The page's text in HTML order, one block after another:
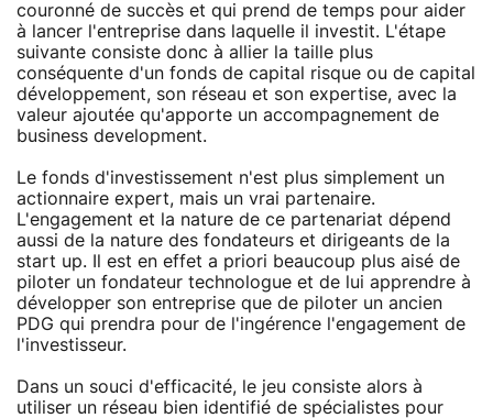
couronné de succès et qui prend de temps pour aider
à lancer l'entreprise dans laquelle il investit. L'étape
suivante consiste donc à allier la taille plus
conséquente d'un fonds de capital risque ou de capital
développement, son réseau et son expertise, avec la
valeur ajoutée qu'apporte un accompagnement de
business development.
Le fonds d'investissement n'est plus simplement un
actionnaire expert, mais un vrai partenaire.
L'engagement et la nature de ce partenariat dépend
aussi de la nature des fondateurs et dirigeants de la
start up. Il est en effet a priori beaucoup plus aisé de
piloter un fondateur technologue et de lui apprendre à
développer son entreprise que de piloter un ancien
PDG qui prendra pour de l'ingérence l'engagement de
l'investisseur.
Dans un souci d'efficacité, le jeu consiste alors à
utiliser un réseau bien identifié de spécialistes pour